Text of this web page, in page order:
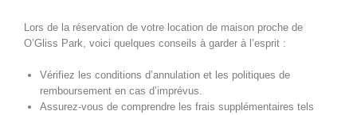
Lors de la réservation de votre location de maison proche de
O’Gliss Park, voici quelques conseils à garder à l’esprit :
Vérifiez les conditions d’annulation et les politiques de
remboursement en cas d’imprévus.
Assurez-vous de comprendre les frais supplémentaires tels